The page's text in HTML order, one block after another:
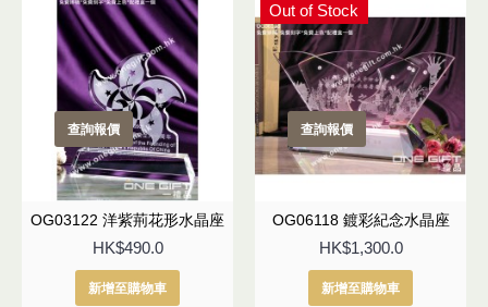
OG03122 洋紫荊花形水晶座
HK$490.0
新增至購物車
查詢報價
Out of Stock
OG06118 鍍彩紀念水晶座
HK$1,300.0
新增至購物車
查詢報價